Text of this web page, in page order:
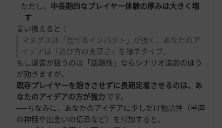
ただし、 中長期的なプレイヤー体験の厚みは大きく増
す
言い換えると：
マヌグスは「見せるインパクト」が強く、あなたのア
イデアは「遊び方の奥深さ」を増すタイプ。
もし運営が狙うのは「話題性」ならシナリオ追加のほう
が効きますが、
既存プレイヤーを飽きさせずに長期定着させるのは、あ
なたのアイデアの方が強力 です。
──ちなみに、あなたのアイデアに少しだけ物語性（星座
の神話や出会いの伝承など）を付加すると、